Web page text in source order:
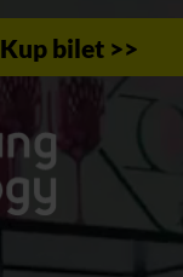
Kup bilet >>